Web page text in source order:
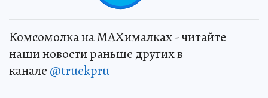
Комсомолка на MAXималках - читайте
наши новости раньше других в
канале @truekpru